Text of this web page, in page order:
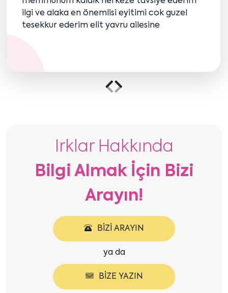
ilgi ve alaka en önemlisi eyitimi cok guzel
tesekkur ederim elit yavru ailesine
Önceki
göster
göster
Irklar Hakkında
Bilgi Almak İçin Bizi
Arayın!
BIZI ARAYIN
ya da
BIZE YAZIN